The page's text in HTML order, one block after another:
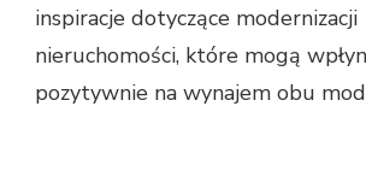
inspiracje dotyczące modernizacji
nieruchomości, które mogą
pozytywnie na wynajem obu